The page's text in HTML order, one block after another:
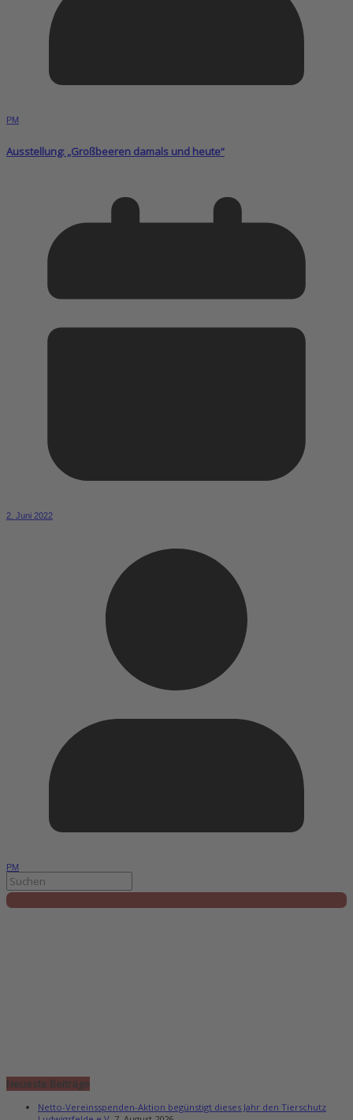
PM
Ausstellung: „Großbeeren damals und heute“
2. Juni 2022
PM
Neueste Beiträge
Netto-Vereinsspenden-Aktion begünstigt dieses Jahr den Tierschutz